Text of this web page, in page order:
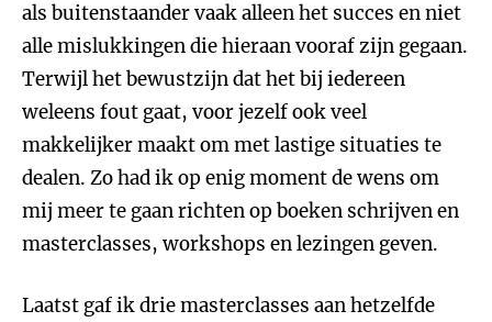
als buitenstaander vaak alleen het succes en niet
alle mislukkingen die hieraan vooraf zijn gegaan.
Terwijl het bewustzijn dat het bij iedereen
weleens fout gaat, voor jezelf ook veel
makkelijker maakt om met lastige situaties te
dealen. Zo had ik op enig moment de wens om
mij meer te gaan richten op boeken schrijven en
masterclasses, workshops en lezingen geven.
Laatst gaf ik drie masterclasses aan hetzelfde